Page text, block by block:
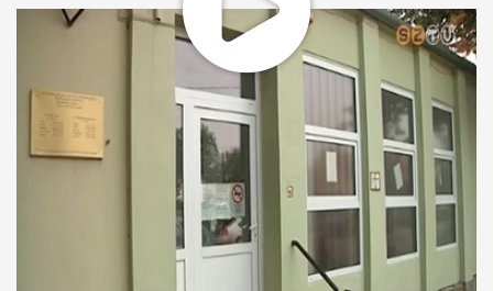
Összehangolják az ügyeleti és a háziorvosi informatikai
rendszert a szombathelyi háziorvosi körzetekben, vagyis ha
valaki ügyeleti ellátásra szorul, az ott rendelő orvos hozzáfér
a beteg háziorvosánál tárolt adatokhoz.
Prugberger Emil – elnök, Egészségügyi Szakmai Bizottság
„Az informatikai rendszereket nyilvánvalóan az önkormányzat
is fejleszteni fogja. Mindazok az adatok, amik a
háziorvosoknál szerepelnek, azok be fognak kerülni a
rendszerbe és ezáltal a betegellátás és a kórtörténetnek a
felvétele az lényegesen gördülékenyebb lesz.”